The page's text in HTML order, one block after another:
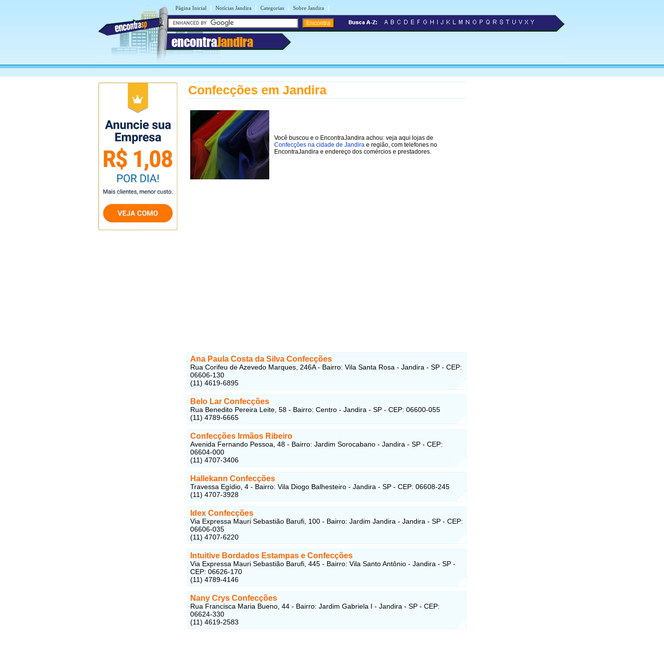
Página Inicial | Notícias Jandira | Categorias | Sobre Jandira |
encontraJandira
Confecções em Jandira
Você buscou e o EncontraJandira achou: veja aqui lojas de
Confecções na cidade de Jandira e região, com telefones no
EncontraJandira e endereço dos comércios e prestadores.
Ana Paula Costa da Silva Confecções
Rua Corifeu de Azevedo Marques, 246A - Bairro: Vila Santa Rosa - Jandira - SP - CEP:
06606-130
(11) 4619-6895
Belo Lar Confecções
Rua Benedito Pereira Leite, 58 - Bairro: Centro - Jandira - SP - CEP: 06600-055
(11) 4789-6665
Confecções Irmãos Ribeiro
Avenida Fernando Pessoa, 48 - Bairro: Jardim Sorocabano - Jandira - SP - CEP:
06604-000
(11) 4707-3406
Hallekann Confecções
Travessa Egídio, 4 - Bairro: Vila Diogo Balhesteiro - Jandira - SP - CEP: 06608-245
(11) 4707-3928
Idex Confecções
Via Expressa Mauri Sebastião Barufi, 100 - Bairro: Jardim Jandira - Jandira - SP - CEP:
06606-035
(11) 4707-6220
Intuitive Bordados Estampas e Confecções
Via Expressa Mauri Sebastião Barufi, 445 - Bairro: Vila Santo Antônio - Jandira - SP -
CEP: 06626-170
(11) 4789-4146
Nany Crys Confecções
Rua Francisca Maria Bueno, 44 - Bairro: Jardim Gabriela I - Jandira - SP - CEP:
06624-330
(11) 4619-2583